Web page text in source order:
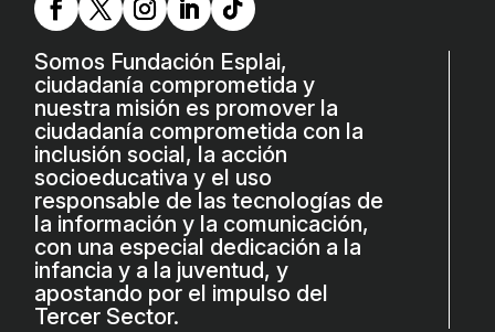
Somos Fundación Esplai,
ciudadanía comprometida y
nuestra misión es promover la
ciudadanía comprometida con la
inclusión social, la acción
socioeducativa y el uso
responsable de las tecnologías de
la información y la comunicación,
con una especial dedicación a la
infancia y a la juventud, y
apostando por el impulso del
Tercer Sector.
Notícies
Butlletins
Diari de la Fundació
Fundesplai als mitjans
Xarxes socials
COL·LABORA
Fes voluntariat